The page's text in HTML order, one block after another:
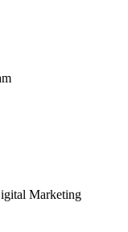
Marketing